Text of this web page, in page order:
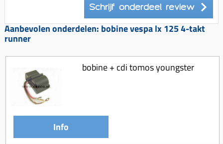
Variokit
Origineel zuigers
Tomos opvoeren (kits)
Koppeling compleet
Koppeling trekveer
Standaard
Kickstart (delen)
Schrijf onderdeel review
Aanbevolen onderdelen: bobine vespa lx 125 4-takt
runner
bobine + cdi tomos youngster
Info